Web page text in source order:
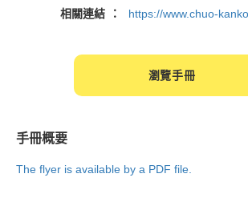
相關連結
https://www.chuo-
瀏覽手冊
手冊概要
The flyer is available by a PDF file.